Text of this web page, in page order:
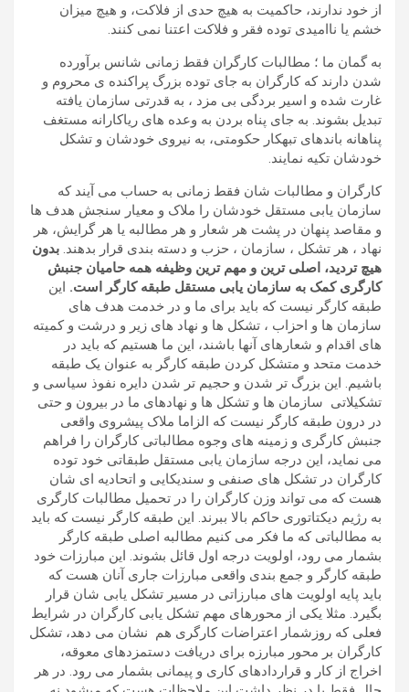
از خود ندارند، حاکمیت به هیچ حدی از فلاکت، و هیچ میزان
خشم یا ناامیدی توده فقر و فلاکت اعتنا نمی کنند.
به گمان ما ؛ مطالبات کارگران فقط زمانی شانس برآورده
شدن دارند که کارگران به جای توده بزرگ پراکنده ی محروم و
غارت شده و اسیر بردگی بی مزد ، به قدرتی سازمان یافته
تبدیل بشوند. به جای پناه بردن به وعده های ریاکارانه مستغف
پناهانه باندهای تبهکار حکومتی، به نیروی خودشان و تشکل
خودشان تکیه نمایند.
کارگران و مطالبات شان فقط زمانی به حساب می آیند که
سازمان یابی مستقل خودشان را ملاک و معیار سنجش هدف ها
و مقاصد پنهان در پشت هر شعار و هر مطالبه یا هر گرایش، هر
نهاد ، هر تشکل ، سازمان ، حزب و دسته بندی قرار بدهند. بدون
هیچ تردید، اصلی ترین و مهم ترین وظیفه همه حامیان جنبش
کارگری کمک به سازمان یابی مستقل طبقه کارگر است. این
طبقه کارگر نیست که باید برای ما و در خدمت هدف های
سازمان ها و احزاب ، تشکل ها و نهاد های زیر و درشت و کمیته
های اقدام و شعارهای آنها باشند، این ما هستیم که باید در
خدمت متحد و متشکل کردن طبقه کارگر به عنوان یک طبقه
باشیم. این بزرگ تر شدن و حجیم تر شدن دایره نفوذ سیاسی و
تشکیلاتی سازمان ها و تشکل ها و نهادهای ما در بیرون و حتی
در درون طبقه کارگر نیست که الزاما ملاک پیشروی واقعی
جنبش کارگری و زمینه های وجوه مطالباتی کارگران را فراهم
می نماید، این درجه سازمان یابی مستقل طبقاتی خود توده
کارگران در تشکل های صنفی و سندیکایی و اتحادیه ای شان
هست که می تواند وزن کارگران را در تحمیل مطالبات کارگری
به رژیم دیکتاتوری حاکم بالا ببرند. این طبقه کارگر نیست که باید
به مطالباتی که ما فکر می کنیم مطالبه اصلی طبقه کارگر
بشمار می رود، اولویت درجه اول قائل بشوند. این مبارزات خود
طبقه کارگر و جمع بندی واقعی مبارزات جاری آنان هست که
باید پایه اولویت های مبارزاتی در مسیر تشکل یابی شان قرار
بگیرد. مثلا یکی از محورهای مهم تشکل یابی کارگران در شرایط
فعلی که روزشمار اعتراضات کارگری هم نشان می دهد، تشکل
کارگران بر محور مبارزه برای دریافت دستمزدهای معوقه،
اخراج از کار و قراردادهای کاری و پیمانی بشمار می رود. در هر